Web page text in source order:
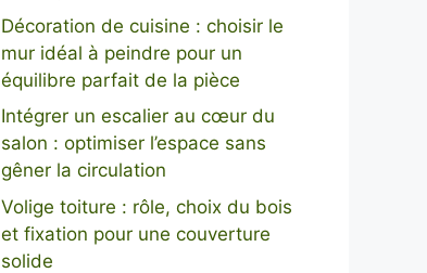
Décoration de cuisine : choisir le
mur idéal à peindre pour un
équilibre parfait de la pièce
Intégrer un escalier au cœur du
salon : optimiser l’espace sans
gêner la circulation
Volige toiture : rôle, choix du bois
et fixation pour une couverture
solide